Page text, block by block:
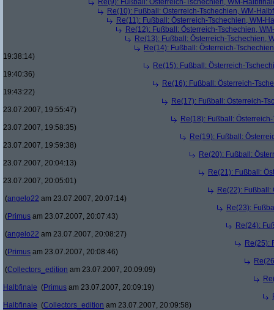
Re(9): Fußball: Österreich-Tschechien, WM-
Re(10): Fußball: Österreich-Tschechien, WM-
Re(11): Fußball: Österreich-Tschechien, WM-
Re(12): Fußball: Österreich-Tschechien,
Re(13): Fußball: Österreich-Tschechien,
Re(14): Fußball: Österreich-
19:38:14)
Re(15): Fußball: Österreich-
19:40:36)
Re(16): Fußball: Österreich-
19:43:22)
Re(17): Fußball: Österreich-
23.07.2007, 19:55:47)
Re(18): Fußball:
23.07.2007, 19:58:35)
Re(19): Fußball:
23.07.2007, 19:59:38)
Re(20): Fußball:
23.07.2007, 20:04:13)
Re(21): Fußball:
23.07.2007, 20:05:01)
Re(22): Fußball:
(angelo22 am 23.07.2007, 20:07:14)
Re(23):
(Primus am 23.07.2007, 20:07:43)
Re(24):
(angelo22 am 23.07.2007, 20:08:27)
Re(25):
(Primus am 23.07.2007, 20:08:46)
(Collectors_edition am 23.07.2007, 20:09:09)
Halbfinale (Primus am 23.07.2007, 20:09:19)
Halbfinale (Collectors_edition am 23.07.2007, 20:09:58)